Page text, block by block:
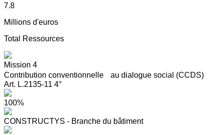
7.8
Millions d'euros
Total Ressources
Mission 4
Contribution conventionnelle au dialogue social (CCDS)
Art. L.2135-11 4°
100%
CONSTRUCTYS - Branche du bâtiment